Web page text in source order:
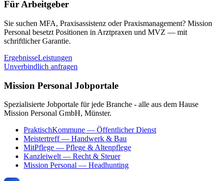
Für Arbeitgeber
Sie suchen MFA, Praxisassistenz oder Praxismanagement? Mission
Personal besetzt Positionen in Arztpraxen und MVZ — mit
schriftlicher Garantie.
ErgebnisseLeistungen
Unverbindlich anfragen
Mission Personal Jobportale
Spezialisierte Jobportale für jede Branche - alle aus dem Hause
Mission Personal GmbH, Münster.
PraktischKommune — Öffentlicher Dienst
Meistertreff— Handwerk & Bau
MitPflege — Pflege & Altenpflege
Kanzleiwelt — Recht & Steuer
Mission Personal — Headhunting